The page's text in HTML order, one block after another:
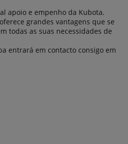
apoio e empenho da Kubota.
grandes vantagens que se
todas as suas necessidades de
entrará em contacto consigo em